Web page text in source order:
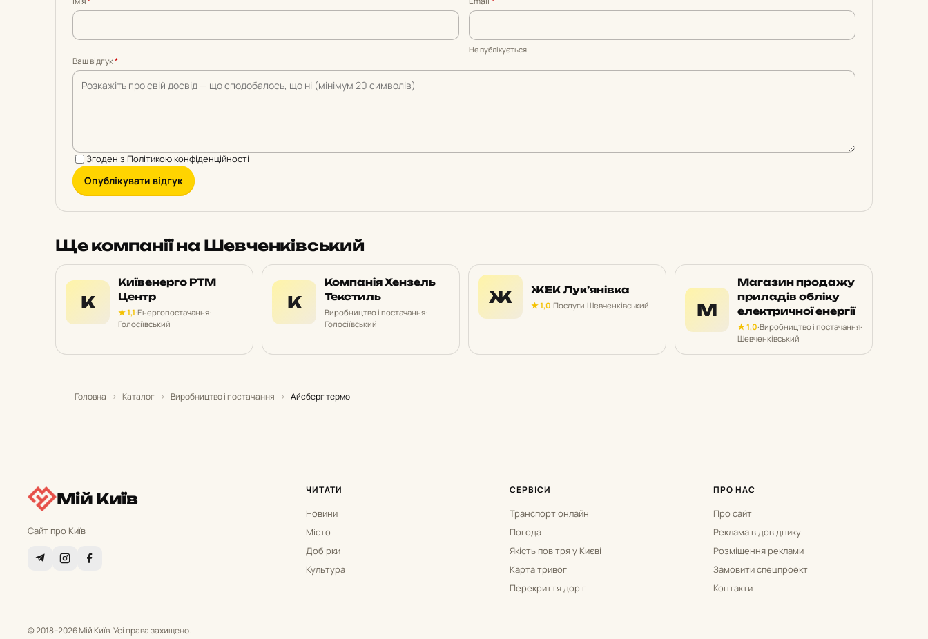
5
5
5
5
5
Не публікується
Ваш відгук*
Згоден з Політикою конфіденційності
Опублікувати відгук
Ще компанії на Шевченківський
К
Київенерго РТМ
Центр
★ 1,1·Енергопостачання·
Голосіївський
К
Компанія Хензель
Текстиль
Виробництво і постачання·
Голосіївський
Ж ЖЕК Лук’янівка
★ 1,0·Послуги·Шевченківський М
Магазин продажу
приладів обліку
електричної енергії
★ 1,0·Виробництво і постачання·
Шевченківський
Головна › Каталог › Виробництво і постачання › Айсберг термо
Мій Київ
Сайт про Київ
ЧИТАТИ
Новини
Місто
Добірки
Культура
СЕРВІСИ
Транспорт онлайн
Погода
Якість повітря у Києві
Карта тривог
Перекриття доріг
ПРО НАС
Про сайт
Реклама в довіднику
Розміщення реклами
Замовити спецпроект
Контакти
© 2018–2026 Мій Київ. Усі права захищено.